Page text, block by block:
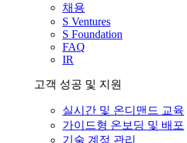
채용
S Ventures
S Foundation
FAQ
IR
고객 성공 및 지원
실시간 및 온디맨드 교육
가이드형 온보딩 및 배포
기술 계정 관리